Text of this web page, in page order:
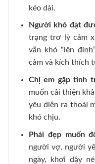
kéo dài.
Người khó đạt
trạng trơ lỳ cảm
vẫn khó “lên
cảm và kích thích
Chị em gặp tình
muốn cải thiện
yêu diễn ra thoải
khó chịu.
Phái đẹp muốn
người vợ, người
ngày, khơi dậy